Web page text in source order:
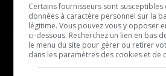
- Affaires municipales
- Communauté / Social
- Culture
- Économie
-
-
Certains fournisseurs sont
données à caractère personnel sur la
légitime. Vous pouvez vous y opposer
ci-dessous. Recherchez un lien en bas
le menu du site pour gérer ou retirer
dans les paramètres des cookies et de